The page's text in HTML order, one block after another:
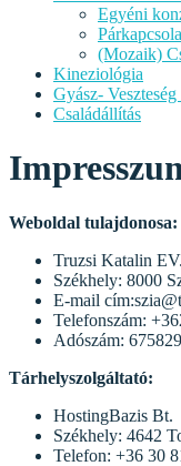
Egyéni
(Mozaik)
Kineziológia
Gyász-
Családállítás
Weboldal tulajdonosa:
Truzsi Katalin EV.
Székhely: 8000
E-mail
Telefonszám:
Adószám:
Tárhelyszolgáltató:
HostingBazis Bt.
Székhely: 4642
Telefon: +36 30